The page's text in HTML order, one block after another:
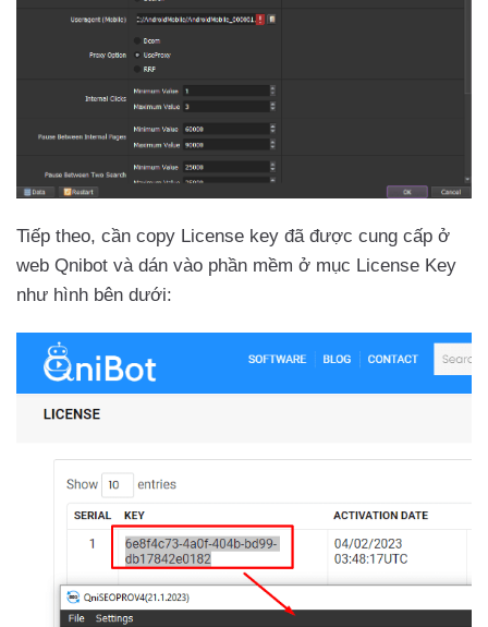
Tiếp theo, cần copy License key đã được cung cấp ở
web Qnibot và dán vào phần mềm ở mục License Key
như hình bên dưới: